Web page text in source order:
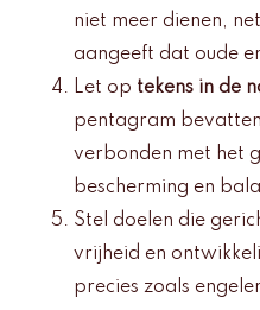
niet meer dienen,
aangeeft dat oude
Let op tekens in de
pentagram
verbonden met het
bescherming en
Stel doelen die
vrijheid en
precies zoals